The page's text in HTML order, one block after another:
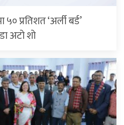
प्रतिशत ‘अर्ली बर्ड’
अटो शो